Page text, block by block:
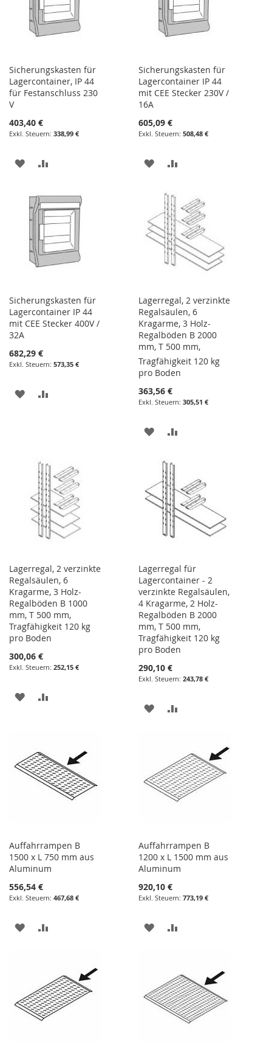
Sicherungskasten für
Lagercontainer, IP 44
für Festanschluss 230
V
403,40 €
338,99 €
ZUR
HINZUFÜGEN
HINZUFÜGEN
Sicherungskasten für
Lagercontainer IP 44
mit CEE Stecker 230V /
16A
605,09 €
508,48 €
ZUR
HINZUFÜGEN
HINZUFÜGEN
Sicherungskasten für
Lagercontainer IP 44
mit CEE Stecker 400V /
32A
682,29 €
573,35 €
ZUR
Lagerregal, 2 verzinkte
Regalsäulen, 6
Kragarme, 3 Holz-
Regalböden B 2000
mm, T 500 mm,
Tragfähigkeit 120 kg
pro Boden
363,56 €
305,51 €
ZUR
HINZUFÜGEN
Lagerregal, 2 verzinkte
Regalsäulen, 6
Kragarme, 3 Holz-
Regalböden B 1000
mm, T 500 mm,
Tragfähigkeit 120 kg
pro Boden
300,06 €
252,15 €
ZUR
Lagerregal für
Lagercontainer - 2
verzinkte Regalsäulen,
4 Kragarme, 2 Holz-
Regalböden B 2000
mm, T 500 mm,
Tragfähigkeit 120 kg
pro Boden
290,10 €
243,78 €
ZUR
HINZUFÜGEN
HINZUFÜGEN
Auffahrrampen B
1500 x L 750 mm aus
Aluminum
556,54 €
467,68 €
ZUR
HINZUFÜGEN
Auffahrrampen B
1200 x L 1500 mm aus
Aluminum
920,10 €
773,19 €
ZUR
HINZUFÜGEN